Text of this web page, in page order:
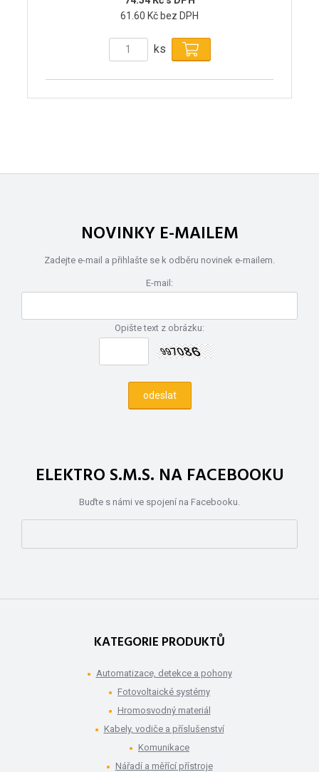
61.60 Kč bez DPH
ks
NOVINKY E-MAILEM
Zadejte e-mail a přihlašte se k odběru novinek e-mailem.
E-mail:
Opište text z obrázku:
ELEKTRO S.M.S. NA FACEBOOKU
Buďte s námi ve spojení na Facebooku.
KATEGORIE PRODUKTŮ
Automatizace, detekce a pohony
Fotovoltaické systémy
Hromosvodný materiál
Kabely, vodiče a příslušenství
Komunikace
Nářadí a měřící přístroje